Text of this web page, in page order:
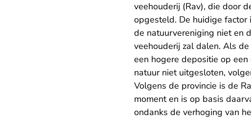
veehouderij (Rav), die door
opgesteld. De huidige
de natuurvereniging niet en
veehouderij zal dalen. Als
een hogere depositie op
natuur niet uitgesloten,
Volgens de provincie is de
moment en is op basis
ondanks de verhoging van